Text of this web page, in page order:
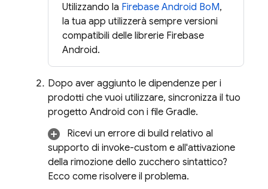
Utilizzando la Firebase Android BoM,
la tua app utilizzerà sempre versioni
compatibili delle librerie Firebase
Android.
Dopo aver aggiunto le dipendenze per i
prodotti che vuoi utilizzare, sincronizza il tuo
progetto Android con i file Gradle.
Ricevi un errore di build relativo al
supporto di invoke-custom e all'attivazione
della rimozione dello zucchero sintattico?
Ecco come risolvere il problema.